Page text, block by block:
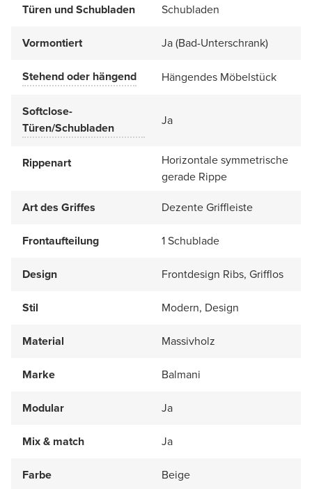
Türen und Schubladen Schubladen
Vormontiert Ja (Bad-Unterschrank)
Stehend oder hängend Hängendes Möbelstück
Softclose-
Türen/Schubladen
Ja
Rippenart
Horizontale symmetrische
gerade Rippe
Art des Griffes
Dezente Griffleiste
Frontaufteilung 1 Schublade
Design Frontdesign Ribs, Grifflos
Stil Modern, Design
Material Massivholz
Marke Balmani
Modular Ja
Mix & match Ja
Farbe Beige